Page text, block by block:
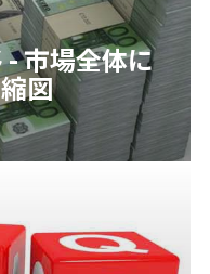
市場全体に
図